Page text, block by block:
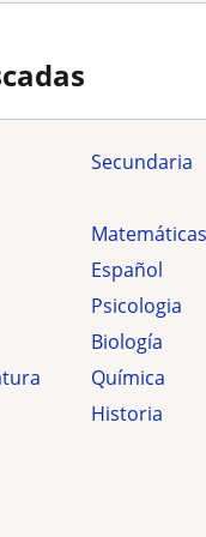
secundaria
Matemáticas
Español
Psicologia
Biología
Química
Historia